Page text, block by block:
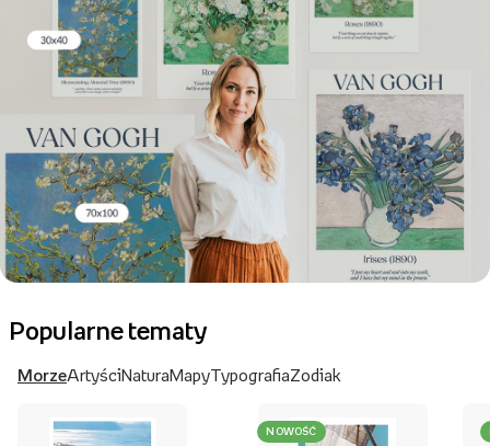
Popularne tematy
MorzeArtyściNaturaMapyTypografiaZodiak
NOWOŚĆ